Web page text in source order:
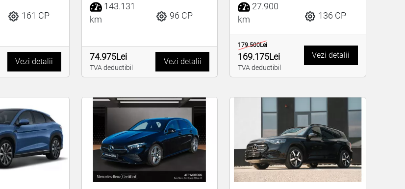
161 CP
Vezi detalii
143.131
km
96 CP
74.975Lei
TVA deductibil
Vezi detalii
27.900
km
136 CP
179.500Lei
169.175Lei
TVA deductibil
Vezi detalii